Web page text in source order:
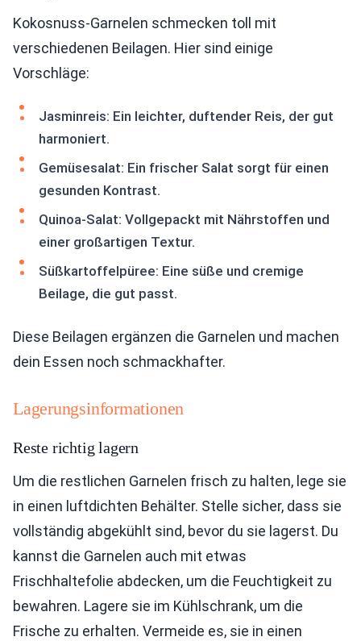
Kokosnuss-Garnelen schmecken toll mit
verschiedenen Beilagen. Hier sind einige
Vorschläge:
Jasminreis: Ein leichter, duftender Reis, der gut
harmoniert.
Gemüsesalat: Ein frischer Salat sorgt für einen
gesunden Kontrast.
Quinoa-Salat: Vollgepackt mit Nährstoffen und
einer großartigen Textur.
Süßkartoffelpüree: Eine süße und cremige
Beilage, die gut passt.
Diese Beilagen ergänzen die Garnelen und machen
dein Essen noch schmackhafter.
Lagerungsinformationen
Reste richtig lagern
Um die restlichen Garnelen frisch zu halten, lege sie
in einen luftdichten Behälter. Stelle sicher, dass sie
vollständig abgekühlt sind, bevor du sie lagerst. Du
kannst die Garnelen auch mit etwas
Frischhaltefolie abdecken, um die Feuchtigkeit zu
bewahren. Lagere sie im Kühlschrank, um die
Frische zu erhalten. Vermeide es, sie in einen